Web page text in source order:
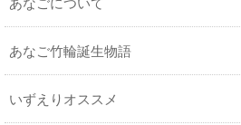
あなご竹輪誕生物語
いずえりオススメ